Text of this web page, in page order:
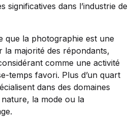
significatives dans l’industrie de
que la photographie est une
la majorité des répondants,
comme une activité
temps favori. Plus d’un quart
dans des domaines
la mode ou la